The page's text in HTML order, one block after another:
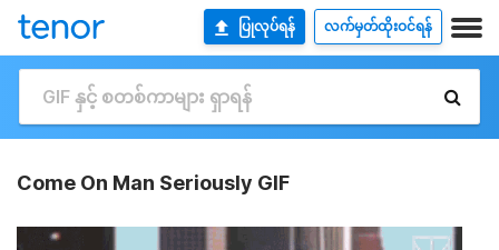
ပြုလုပ်ရန် လက်မှတ်ထိုးဝင်ရန်
Come On Man Seriously GIF